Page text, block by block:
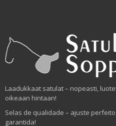
Laadukkaat satulat – nopeasti,
oikeaan hintaan!
Selas de qualidade – ajuste
garantida!